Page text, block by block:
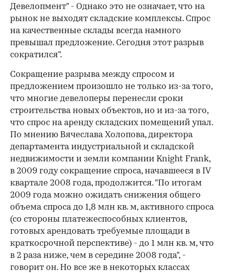
Девелопмент" - Однако это не означает, что на
рынок не выходят складские комплексы. Спрос
на качественные склады всегда намного
превышал предложение. Сегодня этот разрыв
сократился".
00:00 / 00:00
Сокращение разрыва между спросом и
предложением произошло не только из-за того,
что многие девелоперы перенесли сроки
строительства новых объектов, но и из-за того,
что спрос на аренду складских помещений упал.
По мнению Вячеслава Холопова, директора
департамента индустриальной и складской
недвижимости и земли компании Knight Frank,
в 2009 году сокращение спроса, начавшееся в IV
квартале 2008 года, продолжится. "По итогам
2009 года можно ожидать снижения общего
объема спроса до 1,8 млн кв. м, активного спроса
(со стороны платежеспособных клиентов,
готовых арендовать требуемые площади в
краткосрочной перспективе) - до 1 млн кв. м, что
в 2 раза ниже, чем в середине 2008 года", -
говорит он. Но все же в некоторых классах